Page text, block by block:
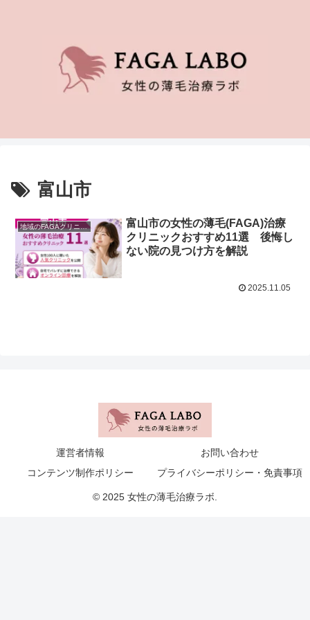
富山市
富山市の女性の薄毛(FAGA)治療
クリニックおすすめ11選 後悔し
ない院の見つけ方を解説
2025.11.05
運営者情報
お問い合わせ
コンテンツ制作ポリシー
プライバシーポリシー・免責事項
© 2025 女性の薄毛治療ラボ.